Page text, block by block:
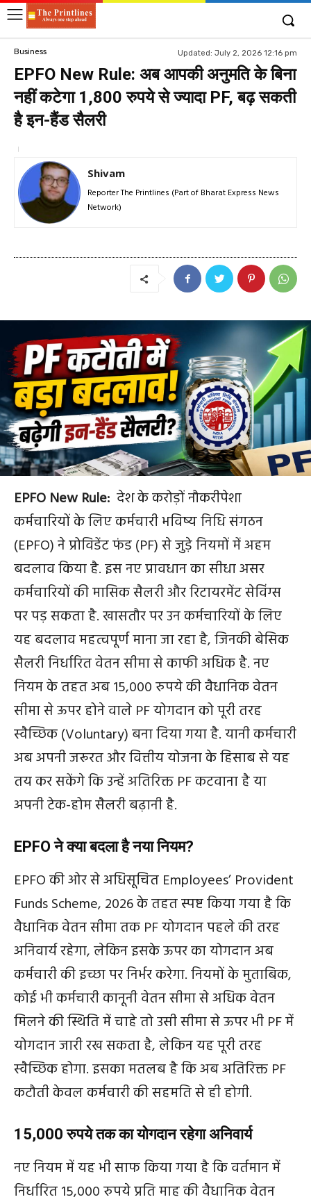
Business Updated: July 2, 2026 12:16 pm
EPFO New Rule: अब आपकी अनुमति के बिना
नहीं कटेगा 1,800 रुपये से ज्यादा PF, बढ़ सकती
है इन-हैंड सैलरी
Shivam
Reporter The Printlines (Part of Bharat Express News
Network)
EPFO New Rule: देश के करोड़ों नौकरीपेशा
कर्मचारियों के लिए कर्मचारी भविष्य निधि संगठन
(EPFO) ने प्रोविडेंट फंड (PF) से जुड़े नियमों में अहम
बदलाव किया है. इस नए प्रावधान का सीधा असर
कर्मचारियों की मासिक सैलरी और रिटायरमेंट सेविंग्स
पर पड़ सकता है. खासतौर पर उन कर्मचारियों के लिए
यह बदलाव महत्वपूर्ण माना जा रहा है, जिनकी बेसिक
सैलरी निर्धारित वेतन सीमा से काफी अधिक है. नए
नियम के तहत अब 15,000 रुपये की वैधानिक वेतन
सीमा से ऊपर होने वाले PF योगदान को पूरी तरह
स्वैच्छिक (Voluntary) बना दिया गया है. यानी कर्मचारी
अब अपनी जरूरत और वित्तीय योजना के हिसाब से यह
तय कर सकेंगे कि उन्हें अतिरिक्त PF कटवाना है या
अपनी टेक-होम सैलरी बढ़ानी है.
EPFO ने क्या बदला है नया नियम?
EPFO की ओर से अधिसूचित Employees’ Provident
Funds Scheme, 2026 के तहत स्पष्ट किया गया है कि
वैधानिक वेतन सीमा तक PF योगदान पहले की तरह
अनिवार्य रहेगा, लेकिन इसके ऊपर का योगदान अब
कर्मचारी की इच्छा पर निर्भर करेगा. नियमों के मुताबिक,
कोई भी कर्मचारी कानूनी वेतन सीमा से अधिक वेतन
मिलने की स्थिति में चाहे तो उसी सीमा से ऊपर भी PF में
योगदान जारी रख सकता है, लेकिन यह पूरी तरह
स्वैच्छिक होगा. इसका मतलब है कि अब अतिरिक्त PF
कटौती केवल कर्मचारी की सहमति से ही होगी.
15,000 रुपये तक का योगदान रहेगा अनिवार्य
नए नियम में यह भी साफ किया गया है कि वर्तमान में
निर्धारित 15,000 रुपये प्रति माह की वैधानिक वेतन